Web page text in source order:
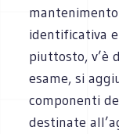
identificativa
piuttosto, v’è
esame, si
componenti
destinate